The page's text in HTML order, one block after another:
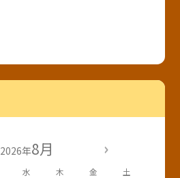
2026年8月
水 木 金 土